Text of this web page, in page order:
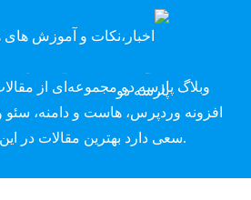
وبلاگ
وبلاگ پارسه دو مجموعه‌ای از
افزونه وردپرس، هاست و دامنه،
سعی دارد بهترین مقالات در این زمینه ارائه دهد.